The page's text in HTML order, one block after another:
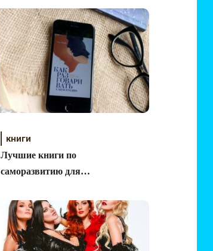
книги
Лучшие книги по
саморазвитию для